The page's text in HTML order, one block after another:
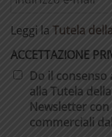
Leggi la Tutela
ACCETTAZIONE
Do il
alla Tutela
Newsletter
commerciali